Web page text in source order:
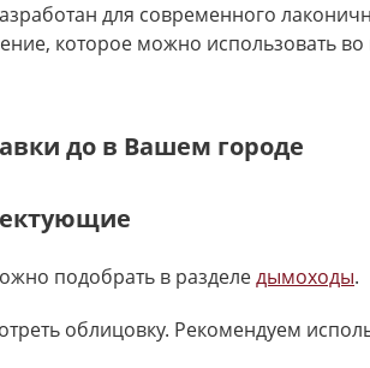
для современного
которое можно использовать
до в Вашем городе
подобрать в разделедымоходы.
облицовку. Рекомендуем